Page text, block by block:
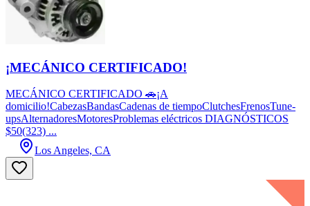
¡MECÁNICO CERTIFICADO!
MECÁNICO CERTIFICADO 🚗¡A
domicilio!CabezasBandasCadenas de tiempoClutchesFrenosTune-
upsAlternadoresMotoresProblemas eléctricos DIAGNÓSTICOS
$50(323) ...
Los Angeles, CA